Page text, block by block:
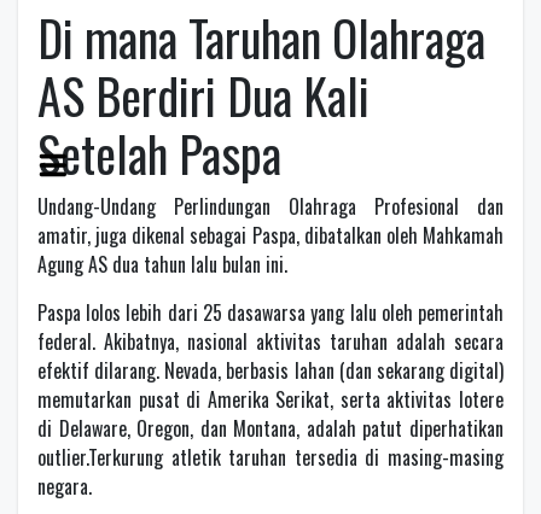
Di mana Taruhan Olahraga
AS Berdiri Dua Kali
Setelah Paspa
Undang-Undang Perlindungan Olahraga Profesional dan
amatir, juga dikenal sebagai Paspa, dibatalkan oleh Mahkamah
Agung AS dua tahun lalu bulan ini.
Paspa lolos lebih dari 25 dasawarsa yang lalu oleh pemerintah
federal. Akibatnya, nasional aktivitas taruhan adalah secara
efektif dilarang. Nevada, berbasis lahan (dan sekarang digital)
memutarkan pusat di Amerika Serikat, serta aktivitas lotere
di Delaware, Oregon, dan Montana, adalah patut diperhatikan
outlier.Terkurung atletik taruhan tersedia di masing-masing
negara.